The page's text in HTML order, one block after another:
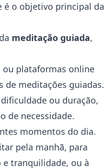
é o objetivo principal da
meditação guiada,
plataformas online
de meditações guiadas.
ou duração,
de necessidade.
momentos do dia.
pela manhã, para
tranquilidade, ou à